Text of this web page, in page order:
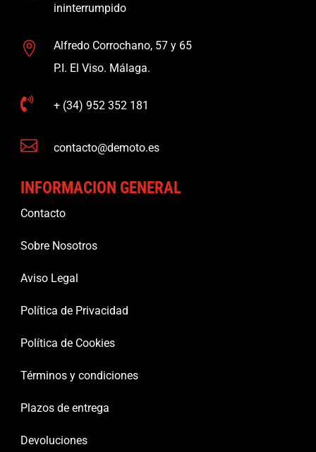
ininterrumpido

Alfredo Corrochano, 57 y 65
P.I. El Viso. Málaga.
 + (34) 952 352 181
 contacto@demoto.es
INFORMACION GENERAL
Contacto
Sobre Nosotros
Aviso Legal
Política de Privacidad
Política de Cookies
Términos y condiciones
Plazos de entrega
Devoluciones